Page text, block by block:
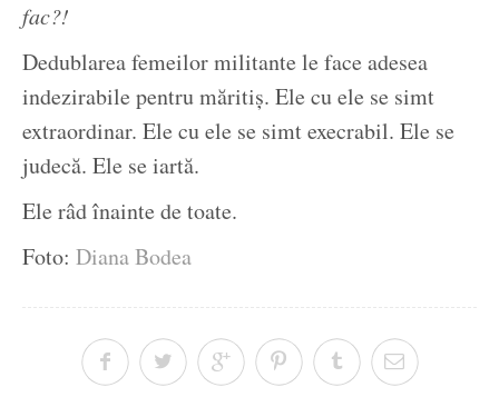
fac?!
Dedublarea femeilor militante le face adesea
indezirabile pentru măritiș. Ele cu ele se simt
extraordinar. Ele cu ele se simt execrabil. Ele se
judecă. Ele se iartă.
Ele râd înainte de toate.
Foto: Diana Bodea